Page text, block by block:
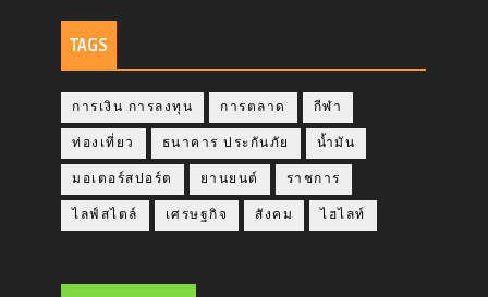
TAGS
การเงิน การลงทุน การตลาด กีฬา
ท่องเที่ยว ธนาคาร ประกันภัย น้ำมัน
มอเตอร์สปอร์ต ยานยนต์ ราชการ
ไลฟ์สไตล์ เศรษฐกิจ สังคม ไฮไลท์